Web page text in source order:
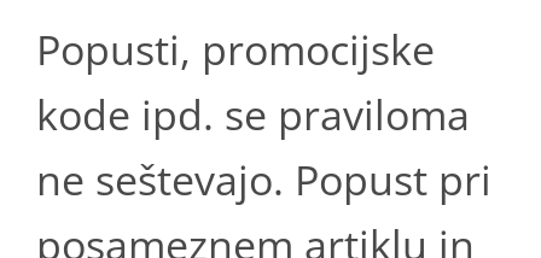
Popusti, promocijske
kode ipd. se praviloma
ne seštevajo. Popust pri
posameznem artiklu in